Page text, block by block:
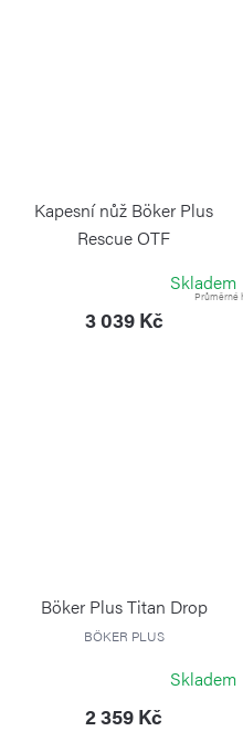
Kapesní nůž Böker Plus
Rescue OTF
Skladem
3 039 Kč
Průměrné
Böker Plus Titan Drop
BÖKER PLUS
Skladem
2 359 Kč